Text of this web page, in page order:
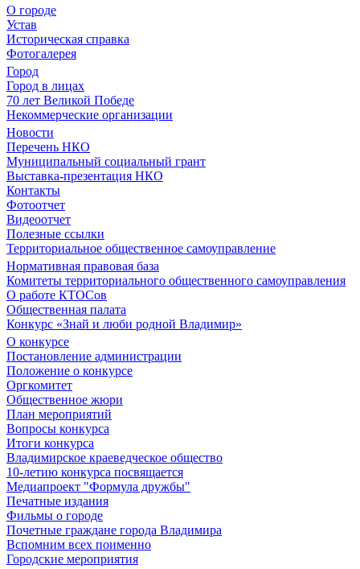
О городе
Устав
Историческая справка
Фотогалерея
Город
Город в лицах
70 лет Великой Победе
Некоммерческие организации
Новости
Перечень НКО
Муниципальный социальный грант
Выставка-презентация НКО
Контакты
Фотоотчет
Видеоотчет
Полезные ссылки
Территориальное общественное самоуправление
Нормативная правовая база
Комитеты территориального общественного самоуправления
О работе КТОСов
Общественная палата
Конкурс «Знай и люби родной Владимир»
О конкурсе
Постановление администрации
Положение о конкурсе
Оргкомитет
Общественное жюри
План мероприятий
Вопросы конкурса
Итоги конкурса
Владимирское краеведческое общество
10-летию конкурса посвящается
Медиапроект "Формула дружбы"
Печатные издания
Фильмы о городе
Почетные граждане города Владимира
Вспомним всех поименно
Городские мероприятия